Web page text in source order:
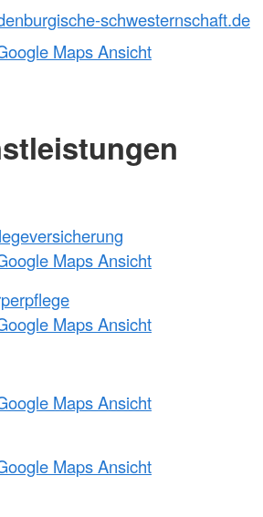
schwesternschaft.de
Maps Ansicht
Maps Ansicht
Maps Ansicht
Maps Ansicht
Maps Ansicht